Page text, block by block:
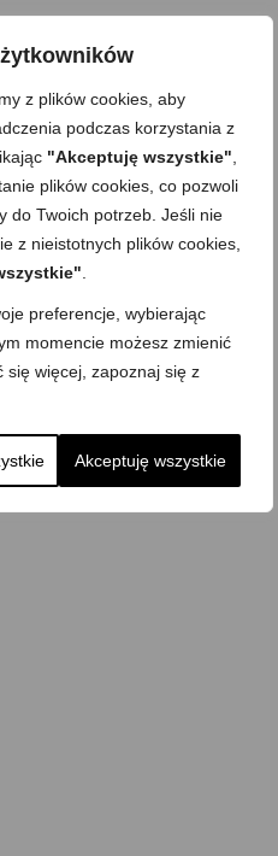
z plików cookies, aby
podczas korzystania z
"Akceptuję wszystkie"
plików cookies, co pozwoli
do Twoich potrzeb. Jeśli nie
z nieistotnych plików cookies,
preferencje, wybierając
momencie możesz zmienić
się więcej, zapoznaj się z
Akceptuję wszystkie